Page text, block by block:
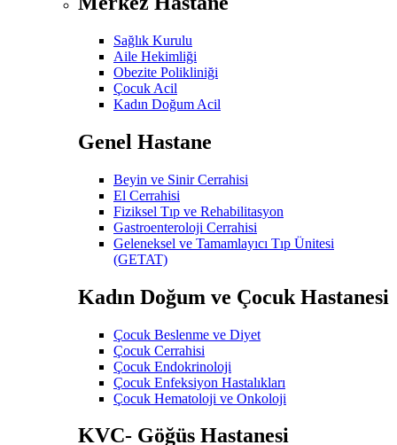
Sağlık Kurulu
Aile Hekimliği
Obezite Polikliniği
Çocuk Acil
Kadın Doğum Acil
Genel Hastane
Beyin ve Sinir Cerrahisi
El Cerrahisi
Fiziksel Tıp ve Rehabilitasyon
Gastroenteroloji Cerrahisi
Geleneksel ve Tamamlayıcı Tıp Ünitesi
(GETAT)
Kadın Doğum ve Çocuk Hastanesi
Çocuk Beslenme ve Diyet
Çocuk Cerrahisi
Çocuk Endokrinoloji
Çocuk Enfeksiyon Hastalıkları
Çocuk Hematoloji ve Onkoloji
KVC- Göğüs Hastanesi